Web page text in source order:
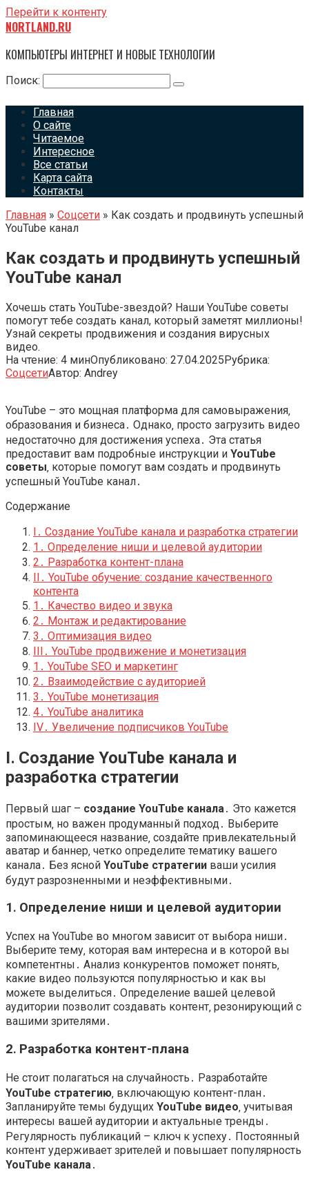
Перейти к контенту
NORTLAND.RU
КОМПЬЮТЕРЫ ИНТЕРНЕТ И НОВЫЕ ТЕХНОЛОГИИ
Поиск:
Главная
О сайте
Читаемое
Интересное
Все статьи
Карта сайта
Контакты
Главная » Соцсети » Как создать и продвинуть успешный
YouTube канал
Как создать и продвинуть успешный
YouTube канал
Хочешь стать YouTube-звездой? Наши YouTube советы
помогут тебе создать канал, который заметят миллионы!
Узнай секреты продвижения и создания вирусных
видео.
На чтение: 4 минОпубликовано: 27.04.2025Рубрика:
СоцсетиАвтор: Andrey
YouTube – это мощная платформа для самовыражения‚
образования и бизнеса․ Однако‚ просто загрузить видео
недостаточно для достижения успеха․ Эта статья
предоставит вам подробные инструкции и YouTube
советы‚ которые помогут вам создать и продвинуть
успешный YouTube канал․
Содержание
I․ Создание YouTube канала и разработка стратегии
1․ Определение ниши и целевой аудитории
2․ Разработка контент-плана
II․ YouTube обучение: создание качественного
контента
1․ Качество видео и звука
2․ Монтаж и редактирование
3․ Оптимизация видео
III․ YouTube продвижение и монетизация
1․ YouTube SEO и маркетинг
2․ Взаимодействие с аудиторией
3․ YouTube монетизация
4․ YouTube аналитика
IV․ Увеличение подписчиков YouTube
I․ Создание YouTube канала и
разработка стратегии
Первый шаг – создание YouTube канала ․ Это кажется
простым‚ но важен продуманный подход․ Выберите
запоминающееся название‚ создайте привлекательный
аватар и баннер‚ четко определите тематику вашего
канала․ Без ясной YouTube стратегии ваши усилия
будут разрозненными и неэффективными․
1․ Определение ниши и целевой аудитории
Успех на YouTube во многом зависит от выбора ниши․
Выберите тему‚ которая вам интересна и в которой вы
компетентны․ Анализ конкурентов поможет понять‚
какие видео пользуются популярностью и как вы
можете выделиться․ Определение вашей целевой
аудитории позволит создавать контент‚ резонирующий с
вашими зрителями․
2․ Разработка контент-плана
Не стоит полагаться на случайность․ Разработайте
YouTube стратегию ‚ включающую контент-план․
Запланируйте темы будущих YouTube видео ‚ учитывая
интересы вашей аудитории и актуальные тренды․
Регулярность публикаций – ключ к успеху․ Постоянный
контент удерживает зрителей и повышает популярность
YouTube канала ․